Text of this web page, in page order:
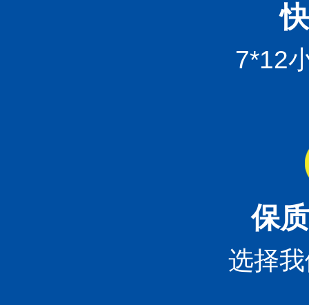
7*12
保
选择